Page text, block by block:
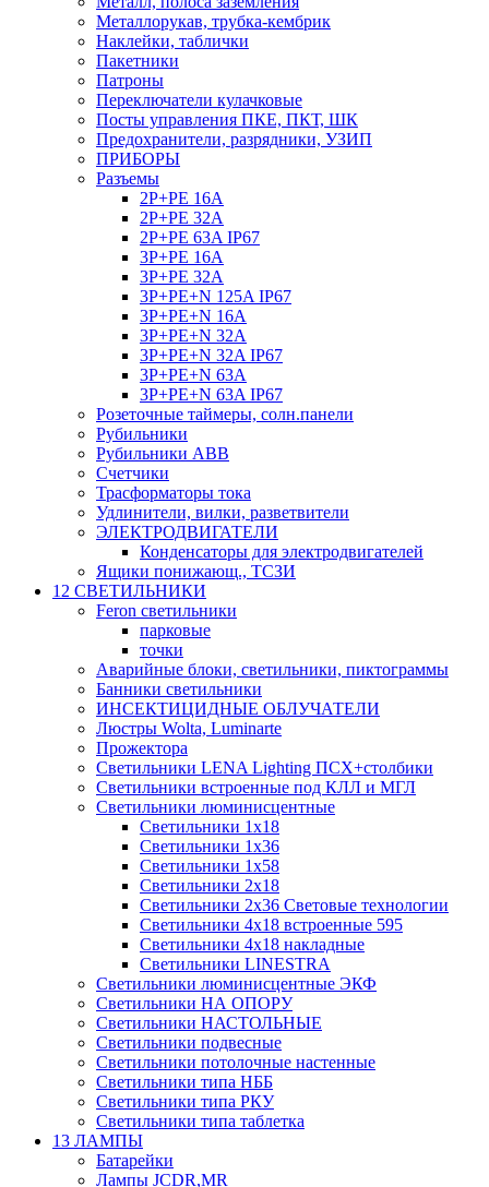
Металлорукав, трубка-кембрик
Наклейки, таблички
Пакетники
Патроны
Переключатели кулачковые
Посты управления ПКЕ, ПКТ, ШК
Предохранители, разрядники, УЗИП
ПРИБОРЫ
Разъемы
2P+PE 16A
2P+PE 32A
2P+PE 63A IP67
3P+PE 16A
3P+PE 32A
3P+PE+N 125A IP67
3P+PE+N 16A
3P+PE+N 32A
3P+PE+N 32A IP67
3P+PE+N 63A
3P+PE+N 63A IP67
Розеточные таймеры, солн.панели
Рубильники
Рубильники ABB
Счетчики
Трасформаторы тока
Удлинители, вилки, разветвители
ЭЛЕКТРОДВИГАТЕЛИ
Конденсаторы для электродвигателей
Ящики понижающ., ТСЗИ
12 СВЕТИЛЬНИКИ
Feron светильники
парковые
точки
Аварийные блоки, светильники, пиктограммы
Банники светильники
ИНСЕКТИЦИДНЫЕ ОБЛУЧАТЕЛИ
Люстры Wolta, Luminarte
Прожектора
Светильники LENA Lighting ПСХ+столбики
Светильники встроенные под КЛЛ и МГЛ
Светильники люминисцентные
Светильники 1х18
Светильники 1х36
Светильники 1х58
Светильники 2х18
Светильники 2х36 Световые технологии
Светильники 4х18 встроенные 595
Светильники 4х18 накладные
Светильники LINESTRA
Светильники люминисцентные ЭКФ
Светильники НА ОПОРУ
Светильники НАСТОЛЬНЫЕ
Светильники подвесные
Светильники потолочные настенные
Светильники типа НББ
Светильники типа РКУ
Светильники типа таблетка
13 ЛАМПЫ
Батарейки
Лампы JCDR,MR